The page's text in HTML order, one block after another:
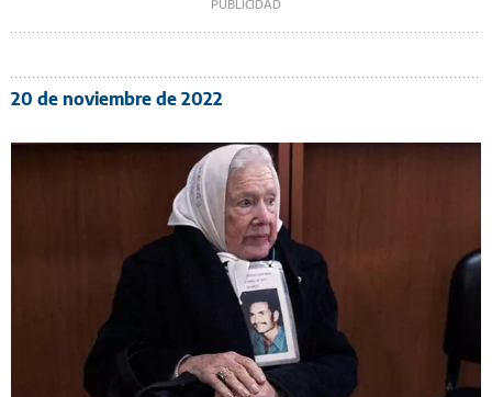
20 de noviembre de 2022